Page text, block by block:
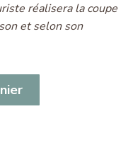
réalisera la coupe
et selon son